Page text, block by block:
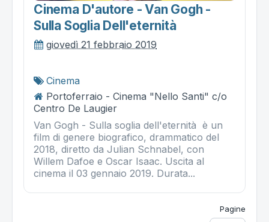
Cinema D'autore - Van Gogh -
Sulla Soglia Dell'eternità
giovedì 21 febbraio 2019
Cinema
Portoferraio - Cinema "Nello Santi" c/o
Centro De Laugier
Van Gogh - Sulla soglia dell'eternità è un
film di genere biografico, drammatico del
2018, diretto da Julian Schnabel, con
Willem Dafoe e Oscar Isaac. Uscita al
cinema il 03 gennaio 2019. Durata...
Pagine